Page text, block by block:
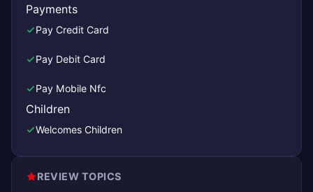
Payments
Pay Credit Card
Pay Debit Card
Pay Mobile Nfc
Children
Welcomes Children
REVIEW TOPICS